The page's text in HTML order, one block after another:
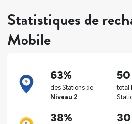
Statistiques de
Mobile
63%
des Stations de
Niveau 2
50
total
38% 30